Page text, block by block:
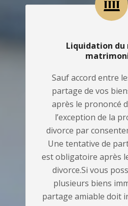
Liquidation du
Sauf accord entre
partage de vos
après le prononcé
l’exception de la
divorce par
Une tentative de
est obligatoire après
divorce.Si vous
plusieurs biens
partage amiable doit